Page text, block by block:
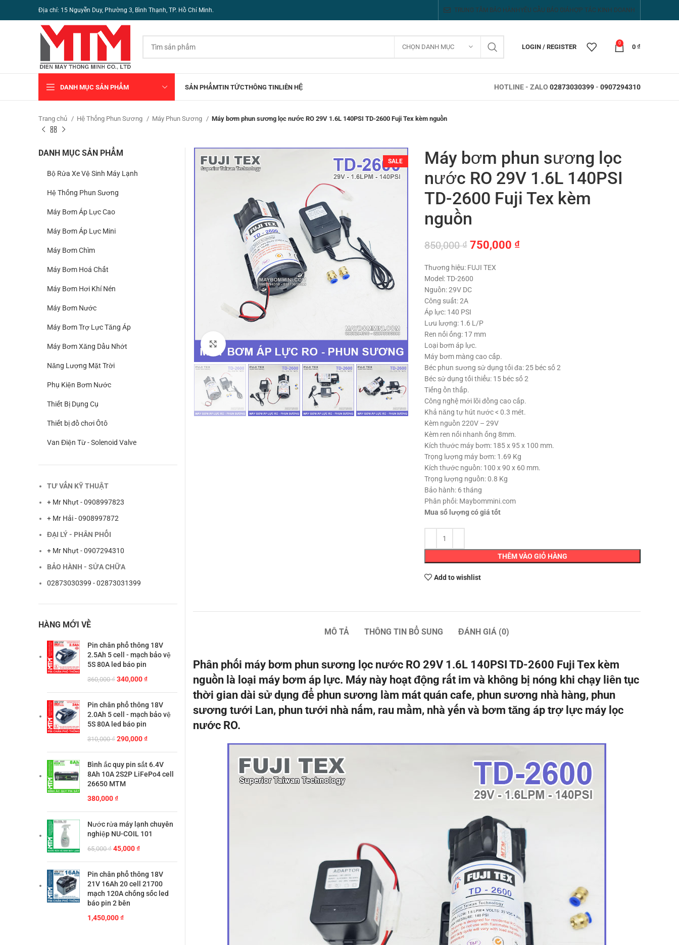
Địa chỉ: 15 Nguyễn Duy, Phường 3, Bình Thạnh, TP. Hồ Chí Minh. TRUNG TÂM BẢO HÀNH YÊU CẦU BÁO GIÁ HỢP TÁC KINH DOANH
CHỌN DANH MỤC LOGIN / REGISTER
0
0 ₫
DANH MỤC SẢN PHẨM SẢN PHẨMTIN TỨCTHÔNG TINLIÊN HỆ HOTLINE - ZALO 02873030399- 0907294310
Trang chủ Hệ Thống Phun Sương Máy Phun Sương Máy bơm phun sương lọc nước RO 29V 1.6L 140PSI TD-2600 Fuji Tex kèm nguồn
SALE
Click to enlarge
Máy bơm phun sương lọc
nước RO 29V 1.6L 140PSI
TD-2600 Fuji Tex kèm
nguồn
850,000₫ Giá
là:
850,000 ₫.
750,000 ₫Giá
Thương hiệu: FUJI TEX
Model: TD-2600
Nguồn: 29V DC
Công suất: 2A
Áp lực: 140 PSI
Lưu lượng: 1.6 L/P
Ren nối ống: 17 mm
Loại bơm áp lực.
Máy bơm màng cao cấp.
Béc phun sương sử dụng tối đa: 25 béc số 2
Béc sử dụng tối thiểu: 15 béc số 2
Tiếng ồn thấp.
Công nghệ mới lõi đồng cao cấp.
Khả năng tự hút nước < 0.3 mét.
Kèm nguồn 220V – 29V
Kèm ren nối nhanh ống 8mm.
Kích thước máy bơm: 185 x 95 x 100 mm.
Trọng lượng máy bơm: 1.69 Kg
Kích thước nguồn: 100 x 90 x 60 mm.
Trọng lượng nguồn: 0.8 Kg
Bảo hành: 6 tháng
Phân phối: Maybommini.com
Mua số lượng có giá tốt
THÊM VÀO GIỎ HÀNG
Add to wishlist
MÔ TẢ THÔNG TIN BỔ SUNG ĐÁNH GIÁ (0)
Phân phối máy bơm phun sương lọc nước RO 29V 1.6L 140PSI TD-2600 Fuji Tex kèm
nguồn là loại máy bơm áp lực. Máy này hoạt động rất im và không bị nóng khi chạy liên tục
thời gian dài sử dụng để phun sương làm mát quán cafe, phun sương nhà hàng, phun
sương tưới Lan, phun tưới nhà nấm, rau mầm, nhà yến và bơm tăng áp trợ lực máy lọc
nước RO.
DANH MỤC SẢN PHẨM
Bộ Rửa Xe Vệ Sinh Máy Lạnh
Hệ Thống Phun Sương
Máy Bơm Áp Lực Cao
Máy Bơm Áp Lực Mini
Máy Bơm Chìm
Máy Bơm Hoá Chất
Máy Bơm Hơi Khí Nén
Máy Bơm Nước
Máy Bơm Trợ Lực Tăng Áp
Máy Bơm Xăng Dầu Nhớt
Năng Lượng Mặt Trời
Phụ Kiện Bơm Nước
Thiết Bị Dụng Cụ
Thiết bị đồ chơi Ôtô
Van Điện Từ - Solenoid Valve
TƯ VẤN KỸ THUẬT
+ Mr Nhựt - 0908997823
+ Mr Hải - 0908997872
ĐẠI LÝ - PHÂN PHỐI
+ Mr Nhựt - 0907294310
BẢO HÀNH - SỬA CHỮA
02873030399 - 02873031399
HÀNG MỚI VỀ
Pin chân phổ thông 18V
2.5Ah 5 cell - mạch bảo vệ
5S 80A led báo pin
360,000₫ Giá
là:
360,000 ₫.
340,000₫Giá
tại
là:
Pin chân phổ thông 18V
2.0Ah 5 cell - mạch bảo vệ
5S 80A led báo pin
310,000₫ Giá
310,000 ₫.
290,000₫Giá
tại
là:
Bình ắc quy pin sắt 6.4V
8Ah 10A 2S2P LiFePo4 cell
26650 MTM
380,000₫
Nước rửa máy lạnh chuyên
nghiệp NU-COIL 101
65,000₫ Giá
65,000 ₫.
45,000₫Giá
tại
là:
45,000 ₫.
Pin chân phổ thông 18V
21V 16Ah 20 cell 21700
mạch 120A chống sốc led
báo pin 2 bên
1,450,000₫